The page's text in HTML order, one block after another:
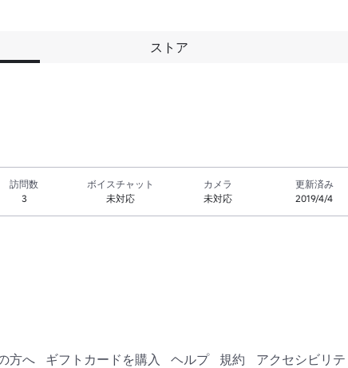
ストア
訪問数
3
ボイスチャット
未対応
カメラ
未対応
更新済み
2019/4/4
方へ ギフトカードを購入 ヘルプ 規約 アクセシビリ